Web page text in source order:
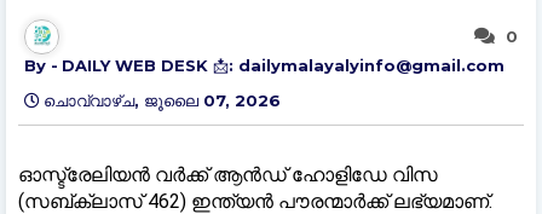
0
DAILY WEB DESK 📩: dailymalayalyinfo@gmail.com
ചൊവ്വാഴ്ച, ജൂലൈ 07, 2026
ഓസ്ട്രേലിയൻ വർക്ക് ആൻഡ് ഹോളിഡേ വിസ
(സബ്‌ക്ലാസ് 462) ഇന്ത്യൻ പൗരന്മാർക്ക് ലഭ്യമാണ്.